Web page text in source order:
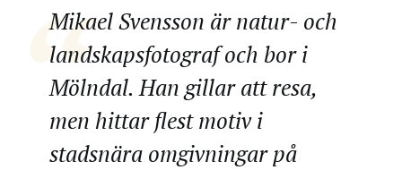
Mikael Svensson är natur- och
landskapsfotograf och bor i
Mölndal. Han gillar att resa,
men hittar flest motiv i
stadsnära omgivningar på